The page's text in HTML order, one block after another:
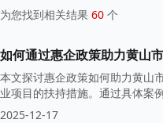
为您找到相关结果 60 个
如何通过惠企政策助力黄山
本文探讨惠企政策如何助力黄山
业项目的扶持措施。通过具体案
2025-12-17